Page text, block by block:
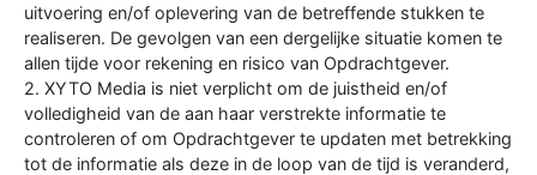
uitvoering en/of oplevering van de betreffende stukken te
realiseren. De gevolgen van een dergelijke situatie komen te
allen tijde voor rekening en risico van Opdrachtgever.
2. XYTO Media is niet verplicht om de juistheid en/of
volledigheid van de aan haar verstrekte informatie te
controleren of om Opdrachtgever te updaten met betrekking
tot de informatie als deze in de loop van de tijd is veranderd,